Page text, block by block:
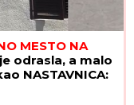
MESTO NA
odrasla, a malo
NASTAVNICA: